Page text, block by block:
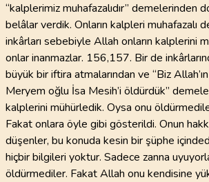
“kalplerimiz muhafazalıdır” demelerinden
belâlar verdik. Onların kalpleri muhafazalı
inkârları sebebiyle Allah onların kalplerini
onlar inanmazlar. 156,157. Bir de
büyük bir iftira atmalarından ve “Biz
Meryem oğlu İsa Mesih’i öldürdük”
kalplerini mühürledik. Oysa onu
Fakat onlara öyle gibi gösterildi. Onun
düşenler, bu konuda kesin bir şüphe
hiçbir bilgileri yoktur. Sadece zanna
öldürmediler. Fakat Allah onu kendisine